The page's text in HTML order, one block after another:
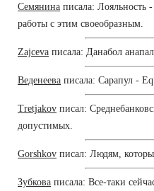
Семянина писала: Лояльность
работы с этим своеобразным.
Zajceva писала: Данабол
Веденеева писала: Сарапул -
Tretjakov писал:
допустимых.
Gorshkov писал: Людям,
Зубкова писала: Все-таки